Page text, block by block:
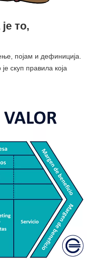
то,
појам и дефиниција.
скуп правила која